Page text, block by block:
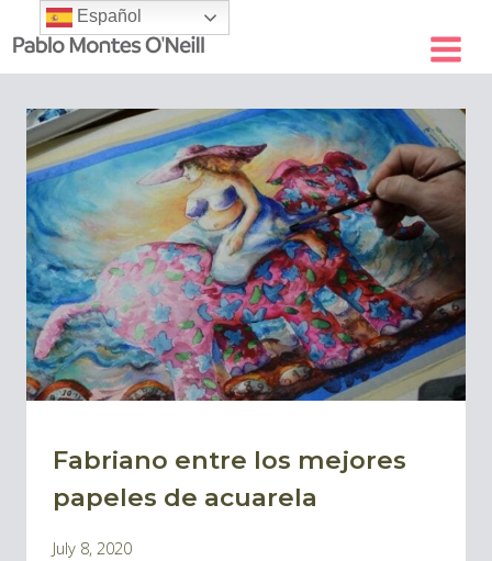
to
content
BLOG
ACUARELAS
Fabriano entre los mejores
papeles de acuarela
By
July 8, 2020
Español